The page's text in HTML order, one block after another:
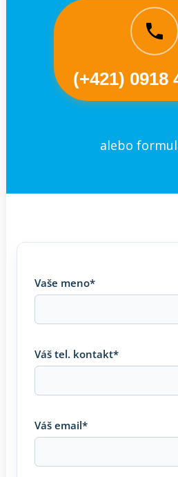
(+421) 0918
alebo
Vaše meno*
Váš tel. kontakt*
Váš email*